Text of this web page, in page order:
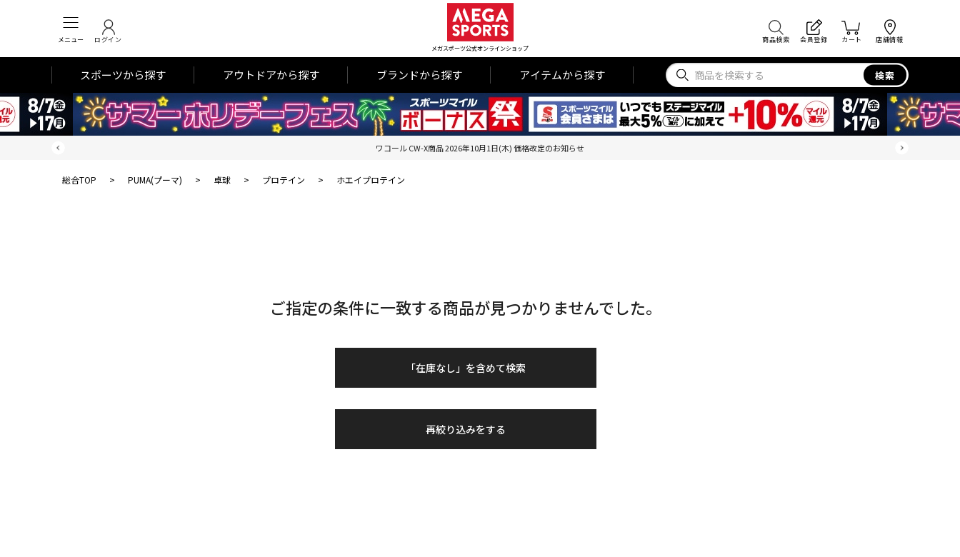
メニュー ログイン
メガスポーツ公式オンラインショップ
商品検索 会員登録 カート 店舗情報
スポーツから探す アウトドアから探す ブランドから探す アイテムから探す 検索
ワコール CW-X商品 2026年10月1日(木) 価格改定のお知らせ
総合TOP > PUMA(プーマ) > 卓球 > プロテイン > ホエイプロテイン
ご指定の条件に一致する商品が見つかりませんでした。
「在庫なし」を含めて検索
再絞り込みをする